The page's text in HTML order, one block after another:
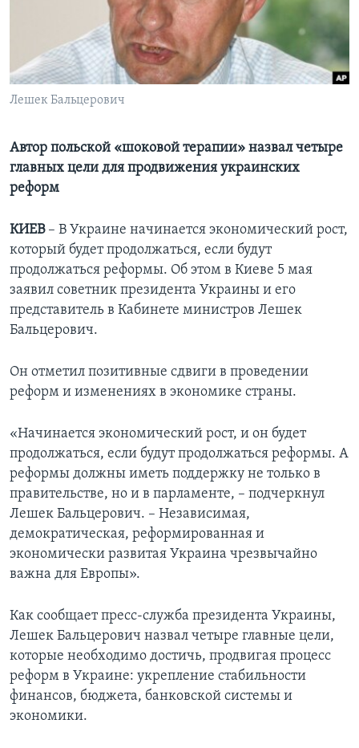
Learning English
СОЦИАЛЬНЫЕ СЕТИ
Языки
Лешек Бальцерович
Автор польской «шоковой терапии» назвал четыре
главных цели для продвижения украинских
реформ
КИЕВ– В Украине начинается экономический рост,
который будет продолжаться, если будут
продолжаться реформы. Об этом в Киеве 5 мая
заявил советник президента Украины и его
представитель в Кабинете министров Лешек
Бальцерович.
Он отметил позитивные сдвиги в проведении
реформ и изменениях в экономике страны.
«Начинается экономический рост, и он будет
продолжаться, если будут продолжаться реформы. А
реформы должны иметь поддержку не только в
правительстве, но и в парламенте, – подчеркнул
Лешек Бальцерович. – Независимая,
демократическая, реформированная и
экономически развитая Украина чрезвычайно
важна для Европы».
Как сообщает пресс-служба президента Украины,
Лешек Бальцерович назвал четыре главные цели,
которые необходимо достичь, продвигая процесс
реформ в Украине: укрепление стабильности
финансов, бюджета, банковской системы и
экономики.